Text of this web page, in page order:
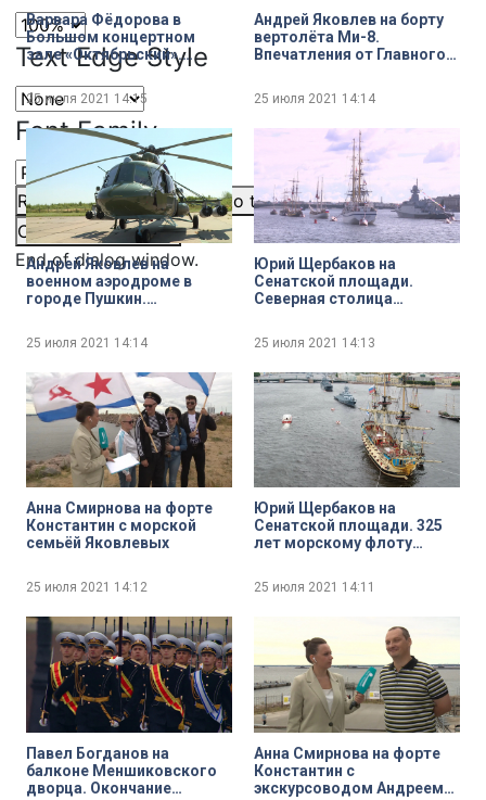
Text Edge Style
Font Family
Resetrestore all settings to the default values Done
Close Modal Dialog
End of dialog window.
Варвара Фёдорова в
Большом концертном
зале «Октябрьский».
Праздничная музыкальная
атмосфера концерта
Александра Розенбаума
25 июля 2021 14:15
Андрей Яковлев на борту
вертолёта Ми-8.
Впечатления от Главного
25 июля 2021 14:14
Андрей Яковлев на
военном аэродроме в
городе Пушкин.
морского парада
25 июля 2021 14:14
Юрий Щербаков на
Сенатской площади.
Северная столица
25 июля 2021 14:13
Анна Смирнова на форте
Константин с морской
семьёй Яковлевых
25 июля 2021 14:12
Юрий Щербаков на
Сенатской площади. 325
лет морскому флоту
25 июля 2021 14:11
Павел Богданов на
балконе Меншиковского
дворца. Окончание
Анна Смирнова на форте
Константин с
экскурсоводом Андреем